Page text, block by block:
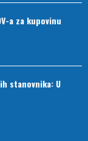
a za kupovinu
stanovnika: U